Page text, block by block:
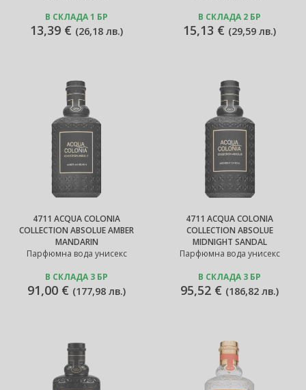
В СКЛАДА 1 БР
13,39 € (26,18 лв.)
В СКЛАДА 2 БР
15,13 € (29,59 лв.)
4711 ACQUA COLONIA
COLLECTION ABSOLUE AMBER
MANDARIN
Парфюмна вода унисекс
В СКЛАДА 3 БР
91,00 € (177,98 лв.)
4711 ACQUA COLONIA
COLLECTION ABSOLUE
MIDNIGHT SANDAL
Парфюмна вода унисекс
В СКЛАДА 3 БР
95,52 € (186,82 лв.)